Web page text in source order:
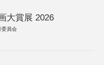
大賞展 2026
委員会